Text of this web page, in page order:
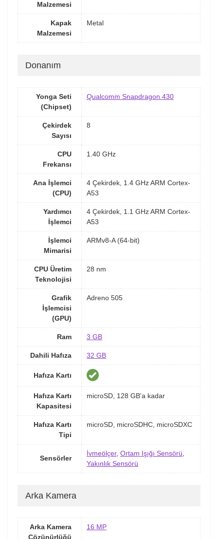
Malzemesi
Kapak
Malzemesi
Metal
Donanım
Yonga Seti
(Chipset)
Qualcomm Snapdragon 430
Çekirdek
Sayısı
8
CPU
Frekansı
1.40 GHz
Ana İşlemci
(CPU)
4 Çekirdek, 1.4 GHz ARM Cortex-
A53
Yardımcı
İşlemci
4 Çekirdek, 1.1 GHz ARM Cortex-
A53
İşlemci
Mimarisi
ARMv8-A (64-bit)
CPU Üretim
Teknolojisi
28 nm
Grafik
İşlemcisi
(GPU)
Adreno 505
Ram 3 GB
Dahili Hafıza 32 GB
Hafıza Kartı
Hafıza Kartı
Kapasitesi
microSD, 128 GB'a kadar
Hafıza Kartı
Tipi
microSD, microSDHC, microSDXC
Sensörler
İvmeölçer, Ortam Işığı Sensörü,
Yakınlık Sensörü
Arka Kamera
Arka Kamera
Çözünürlüğü
16 MP